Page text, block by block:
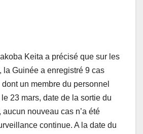
Keita a précisé que sur les
la Guinée a enregistré 9 cas
un membre du personnel
23 mars, date de la sortie du
nouveau cas n’a été
continue. A la date du